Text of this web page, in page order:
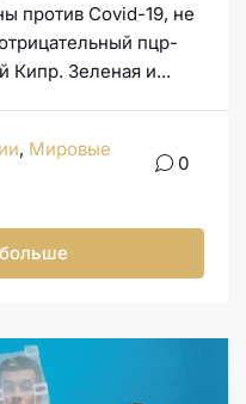
против Covid-19, не
пцр-
Зеленая и...
, Мировые
0